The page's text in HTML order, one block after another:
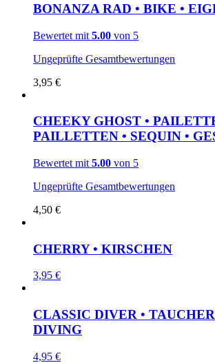
BONANZA RAD • BIKE •
Bewertet mit 5.00 von 5
Ungeprüfte Gesamtbewertungen
3,95 €
CHEEKY GHOST •
PAILLETTEN • SEQUIN •
Bewertet mit 5.00 von 5
Ungeprüfte Gesamtbewertungen
4,50 €
CHERRY • KIRSCHEN
3,95 €
CLASSIC DIVER •
DIVING
4,95 €